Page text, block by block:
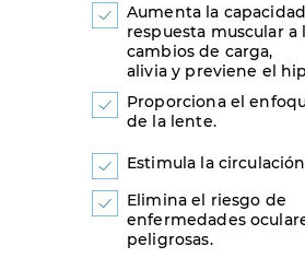
Aumenta la
respuesta muscular a
cambios de carga,
alivia y previene el
Proporciona el
de la lente.
Estimula la
Elimina el riesgo de
enfermedades
peligrosas.